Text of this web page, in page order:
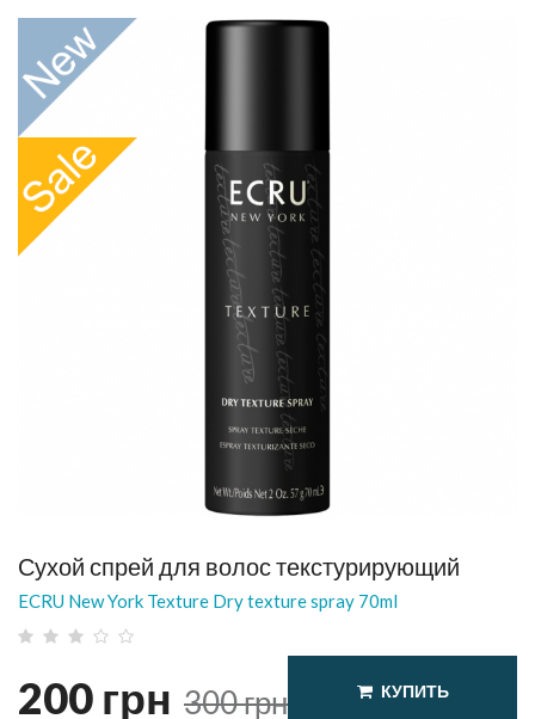
Сухой спрей для волос текстурирующий
ECRU New York Texture Dry texture spray 70ml
200 грн 300грн КУПИТЬ